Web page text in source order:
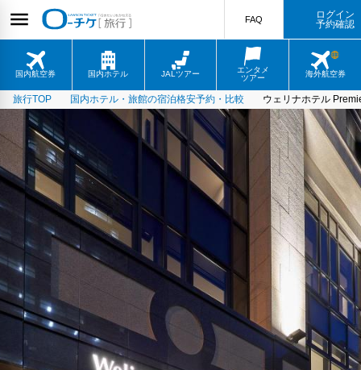
国内航空券 国内ホテル JALツアー
エンタメ
ツアー
海外航空券
FAQ
ログイン
予約確認
旅行TOP 国内ホテル・旅館の宿泊格安予約・比較 ウェリナホテル